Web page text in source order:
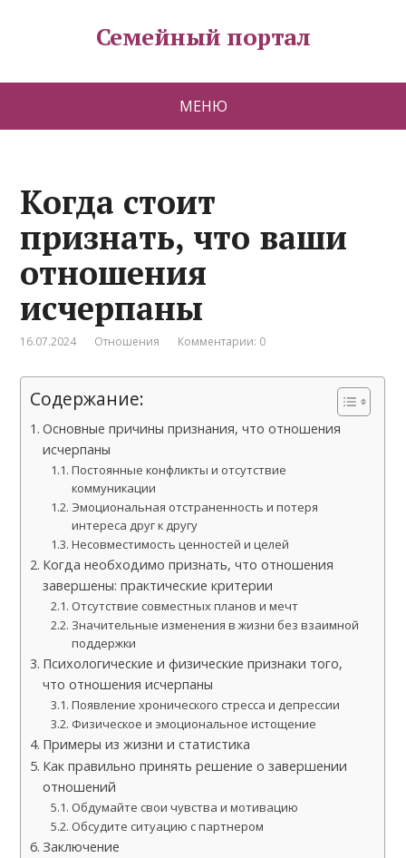
Семейный портал
МЕНЮ
Когда стоит
признать, что ваши
отношения
исчерпаны
16.07.2024 Отношения Комментарии: 0
Содержание:
Основные причины признания, что отношения
исчерпаны
Постоянные конфликты и отсутствие
коммуникации
Эмоциональная отстраненность и потеря
интереса друг к другу
Несовместимость ценностей и целей
Когда необходимо признать, что отношения
завершены: практические критерии
Отсутствие совместных планов и мечт
Значительные изменения в жизни без взаимной
поддержки
Психологические и физические признаки того,
что отношения исчерпаны
Появление хронического стресса и депрессии
Физическое и эмоциональное истощение
Примеры из жизни и статистика
Как правильно принять решение о завершении
отношений
Обдумайте свои чувства и мотивацию
Обсудите ситуацию с партнером
Заключение